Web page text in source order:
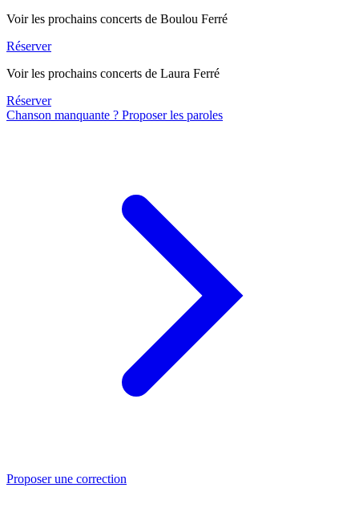
Voir les prochains concerts de Boulou Ferré
Réserver
Voir les prochains concerts de Laura Ferré
Réserver
Chanson manquante ? Proposer les paroles
Proposer une correction